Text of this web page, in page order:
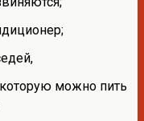
можно пить